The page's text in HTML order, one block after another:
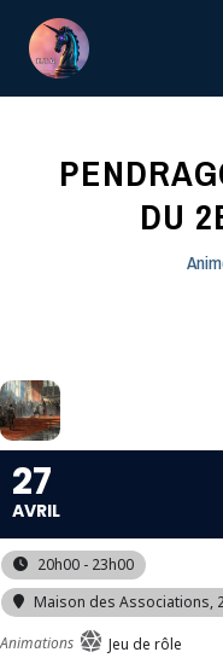
contenu
DU
27
AVRIL
20h00 - 23h00
Maison des Associations,
Animations
Jeu de rôle